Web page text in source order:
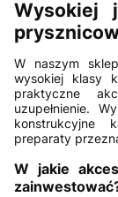
Wysokiej
W naszym
wysokiej klasy
praktyczne
uzupełnienie.
konstrukcyjne
preparaty
W jakie